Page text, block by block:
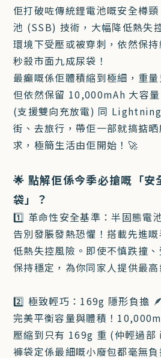
佢打破咗傳統鋰電池嘅安全樽
池 (SSB) 技術，大幅降低熱失
環境下受壓或被穿刺，依然保
秒殺市面九成尿袋！
最癲嘅係佢體積縮到極細，重
但依然保留 10,000mAh 大容
(支援雙向充放電) 同
街、去旅行，帶佢一部就搞掂
求，極簡生活由佢開始！🚀
🌟 點解佢係今季必搶嘅「安
袋」？
1️⃣ 革命性安全基準：半固態電
告別發脹發熱恐懼！搭載先進
低熱失控風險。即使不慎跌撞
保持穩定，為你同家人提供最高
2️⃣ 極致輕巧：169g 隱形負擔 🪶
完美平衡容量與體積！
壓縮到只有 169g 重 (仲輕過
褲袋定係最細嘅小廢包都毫無